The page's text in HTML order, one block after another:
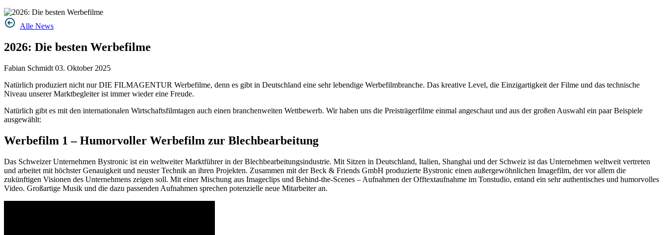
Alle News
2026: Die besten Werbefilme
Fabian Schmidt 03. Oktober 2025
Natürlich produziert nicht nur DIE FILMAGENTUR Werbefilme, denn es gibt in Deutschland eine sehr lebendige Werbefilmbranche. Das kreative Level, die Einzigartigkeit der Filme und das technische
Niveau unserer Marktbegleiter ist immer wieder eine Freude.
Natürlich gibt es mit den internationalen Wirtschaftsfilmtagen auch einen branchenweiten Wettbewerb. Wir haben uns die Preisträgerfilme einmal angeschaut und aus der großen Auswahl ein paar Beispiele
ausgewählt:
Werbefilm 1 – Humorvoller Werbefilm zur Blechbearbeitung
Das Schweizer Unternehmen Bystronic ist ein weltweiter Marktführer in der Blechbearbeitungsindustrie. Mit Sitzen in Deutschland, Italien, Shanghai und der Schweiz ist das Unternehmen weltweit vertreten
und arbeitet mit höchster Genauigkeit und neuster Technik an ihren Projekten. Zusammen mit der Beck & Friends GmbH produzierte Bystronic einen außergewöhnlichen Imagefilm, der vor allem die
zukünftigen Visionen des Unternehmens zeigen soll. Mit einer Mischung aus Imageclips und Behind-the-Scenes – Aufnahmen der Offtextaufnahme im Tonstudio, entand ein sehr authentisches und humorvolles
Video. Großartige Musik und die dazu passenden Aufnahmen sprechen potenzielle neue Mitarbeiter an.